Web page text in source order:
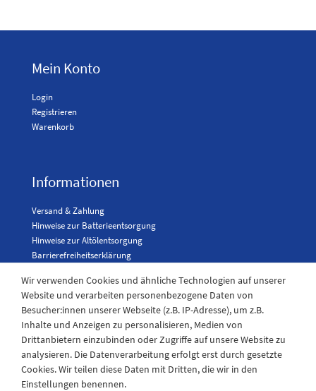
Mein Konto
Login
Registrieren
Warenkorb
Informationen
Versand & Zahlung
Hinweise zur Batterieentsorgung
Hinweise zur Altölentsorgung
Barrierefreiheitserklärung
Kontakt
Kontaktformular
Telefon: 04943-910921
Wir verwenden Cookies und ähnliche Technologien auf unserer
Website und verarbeiten personenbezogene Daten von
Besucher:innen unserer Webseite (z.B. IP-Adresse), um z.B.
Inhalte und Anzeigen zu personalisieren, Medien von
Drittanbietern einzubinden oder Zugriffe auf unsere Website zu
analysieren. Die Datenverarbeitung erfolgt erst durch gesetzte
Cookies. Wir teilen diese Daten mit Dritten, die wir in den
Einstellungen benennen.